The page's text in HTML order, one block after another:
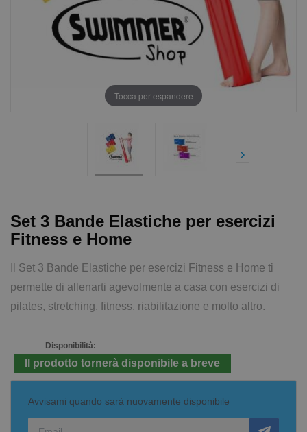
Tocca per espandere
Set 3 Bande Elastiche per esercizi
Fitness e Home
Il Set 3 Bande Elastiche per esercizi Fitness e Home ti
permette di allenarti agevolmente a casa con esercizi di
pilates, stretching, fitness, riabilitazione e molto altro.
Disponibilità:
Il prodotto tornerà disponibile a breve
Avvisami quando sarà nuovamente disponibile